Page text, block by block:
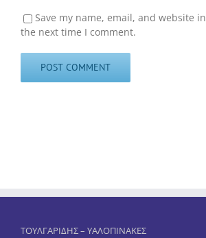
Save my name, email, and website
the next time I comment.
ΤΟΥΛΓΑΡΙΔΗΣ – ΥΑΛΟΠΙΝΑΚΕΣ